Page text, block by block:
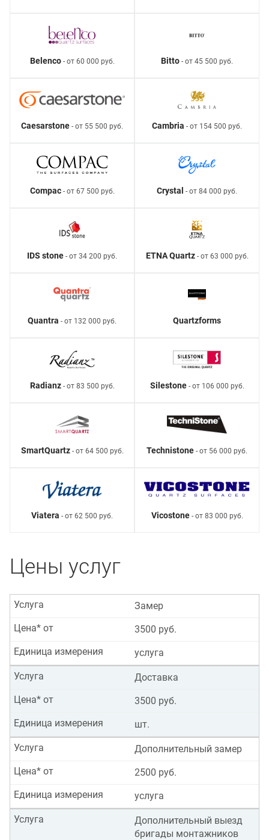
Belenco- от 60 000 руб. Bitto - от 45 500 руб.
Caesarstone - от 55 500 руб. Cambria - от 154 500 руб.
Compac- от 67 500 руб. Crystal - от 84 000 руб.
IDS stone - от 34 200 руб. ETNA Quartz- от 63 000 руб.
Quantra - от 132 000 руб. Quartzforms
Radianz- от 83 500 руб. Silestone- от 106 000 руб.
SmartQuartz- от 64 500 руб. Technistone - от 56 000 руб.
Viatera - от 62 500 руб. Vicostone- от 83 000 руб.
Цены услуг
Замер
Услуга
3500 руб.
Цена* от
услуга
Единица измерения
Доставка
Услуга
3500 руб.
Цена* от
шт.
Единица измерения
Дополнительный замер
Услуга
2500 руб.
Цена* от
услуга
Единица измерения
Дополнительный выезд
бригады монтажников
Услуга